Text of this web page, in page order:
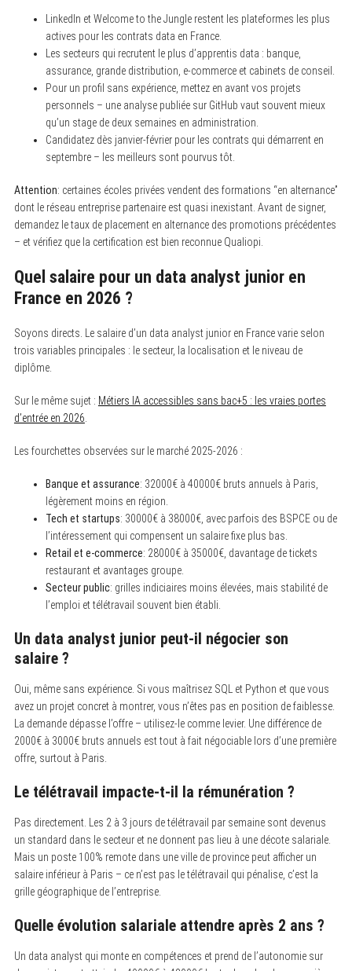
LinkedIn et Welcome to the Jungle restent les plateformes les plus
actives pour les contrats data en France.
Les secteurs qui recrutent le plus d’apprentis data : banque,
assurance, grande distribution, e-commerce et cabinets de conseil.
Pour un profil sans expérience, mettez en avant vos projets
personnels – une analyse publiée sur GitHub vaut souvent mieux
qu’un stage de deux semaines en administration.
Candidatez dès janvier-février pour les contrats qui démarrent en
septembre – les meilleurs sont pourvus tôt.
Attention: certaines écoles privées vendent des formations “en alternance”
dont le réseau entreprise partenaire est quasi inexistant. Avant de signer,
demandez le taux de placement en alternance des promotions précédentes
– et vérifiez que la certification est bien reconnue Qualiopi.
Quel salaire pour un data analyst junior en
France en 2026 ?
Soyons directs. Le salaire d’un data analyst junior en France varie selon
trois variables principales : le secteur, la localisation et le niveau de
diplôme.
Sur le même sujet : Métiers IA accessibles sans bac+5 : les vraies portes
d’entrée en 2026
Les fourchettes observées sur le marché 2025-2026 :
Banque et assurance: 32000€ à 40000€ bruts annuels à Paris,
légèrement moins en région.
Tech et startups: 30000€ à 38000€, avec parfois des BSPCE ou de
l’intéressement qui compensent un salaire fixe plus bas.
Retail et e-commerce: 28000€ à 35000€, davantage de tickets
restaurant et avantages groupe.
Secteur public: grilles indiciaires moins élevées, mais stabilité de
l’emploi et télétravail souvent bien établi.
Un data analyst junior peut-il négocier son
salaire ?
Oui, même sans expérience. Si vous maîtrisez SQL et Python et que vous
avez un projet concret à montrer, vous n’êtes pas en position de faiblesse.
La demande dépasse l’offre – utilisez-le comme levier. Une différence de
2000€ à 3000€ bruts annuels est tout à fait négociable lors d’une première
offre, surtout à Paris.
Le télétravail impacte-t-il la rémunération ?
Pas directement. Les 2 à 3 jours de télétravail par semaine sont devenus
un standard dans le secteur et ne donnent pas lieu à une décote salariale.
Mais un poste 100% remote dans une ville de province peut afficher un
salaire inférieur à Paris – ce n’est pas le télétravail qui pénalise, c’est la
grille géographique de l’entreprise.
Quelle évolution salariale attendre après 2 ans ?
Un data analyst qui monte en compétences et prend de l’autonomie sur